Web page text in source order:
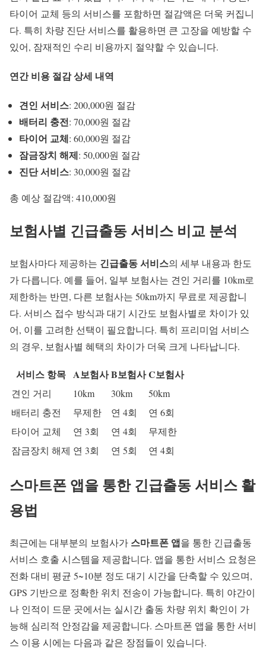
타이어 교체 등의 서비스를 포함하면 절감액은 더욱 커집니
다. 특히 차량 진단 서비스를 활용하면 큰 고장을 예방할 수
있어, 잠재적인 수리 비용까지 절약할 수 있습니다.
연간 비용 절감 상세 내역
견인 서비스: 200,000원 절감
배터리 충전: 70,000원 절감
타이어 교체: 60,000원 절감
잠금장치 해제: 50,000원 절감
진단 서비스: 30,000원 절감
총 예상 절감액: 410,000원
보험사별 긴급출동 서비스 비교 분석
보험사마다 제공하는 긴급출동 서비스의 세부 내용과 한도
가 다릅니다. 예를 들어, 일부 보험사는 견인 거리를 10km로
제한하는 반면, 다른 보험사는 50km까지 무료로 제공합니
다. 서비스 접수 방식과 대기 시간도 보험사별로 차이가 있
어, 이를 고려한 선택이 필요합니다. 특히 프리미엄 서비스
의 경우, 보험사별 혜택의 차이가 더욱 크게 나타납니다.
서비스 항목 A보험사B보험사C보험사
견인 거리 10km 30km
50km
배터리 충전
무제한 연 4회
연 6회
타이어 교체
연 3회 연 4회
무제한
잠금장치 해제 연 3회 연 5회 연 4회
스마트폰 앱을 통한 긴급출동 서비스 활
용법
최근에는 대부분의 보험사가 스마트폰 앱을 통한 긴급출동
서비스 호출 시스템을 제공합니다. 앱을 통한 서비스 요청은
전화 대비 평균 5~10분 정도 대기 시간을 단축할 수 있으며,
GPS 기반으로 정확한 위치 전송이 가능합니다. 특히 야간이
나 인적이 드문 곳에서는 실시간 출동 차량 위치 확인이 가
능해 심리적 안정감을 제공합니다. 스마트폰 앱을 통한 서비
스 이용 시에는 다음과 같은 장점들이 있습니다.